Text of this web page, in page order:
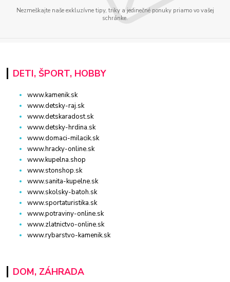
Nezmeškajte naše exkluzívne tipy, triky a jedinečné ponuky priamo vo vašej
schránke.
DETI, ŠPORT, HOBBY
www.kamenik.sk
www.detsky-raj.sk
www.detskaradost.sk
www.detsky-hrdina.sk
www.domaci-milacik.sk
www.hracky-online.sk
www.kupelna.shop
www.stonshop.sk
www.sanita-kupelne.sk
www.skolsky-batoh.sk
www.sportaturistika.sk
www.potraviny-online.sk
www.zlatnictvo-online.sk
www.rybarstvo-kamenik.sk
DOM, ZÁHRADA